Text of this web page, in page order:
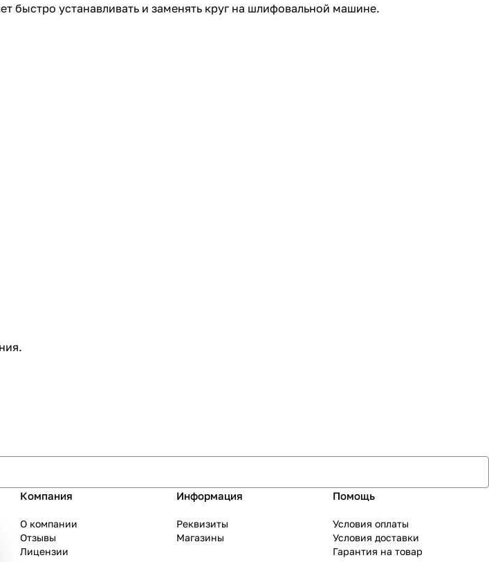
быстро устанавливать и заменять круг на шлифовальной машине.
Компания
О компании
Отзывы
Лицензии
Информация
Реквизиты
Магазины
Помощь
Условия оплаты
Условия доставки
Гарантия на товар